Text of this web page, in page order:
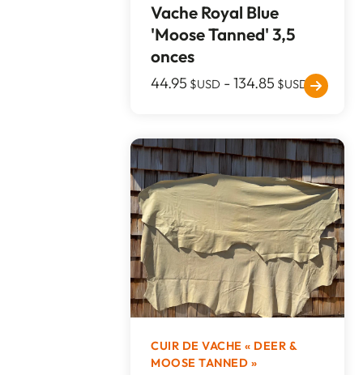
Vache Royal Blue
'Moose Tanned' 3,5
onces
44.95 $USD -134.85 $USD
CUIR DE VACHE « DEER &
MOOSE TANNED »